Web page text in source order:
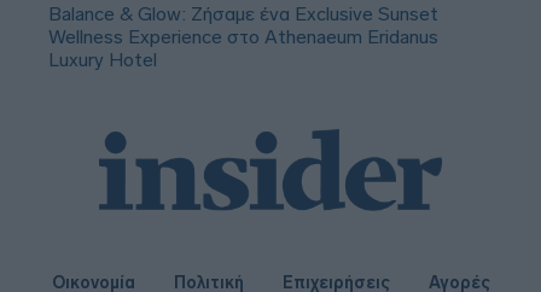
Balance & Glow: Ζήσαμε ένα Exclusive Sunset
Wellness Experience στο Athenaeum Eridanus
Luxury Hotel
Οικονομία Πολιτική Επιχειρήσεις Αγορές